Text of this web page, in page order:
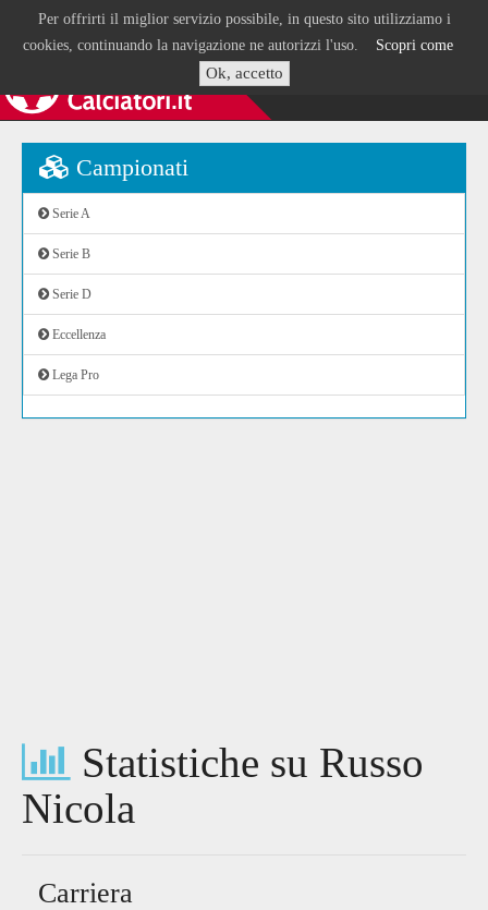
Per offrirti il miglior servizio possibile, in questo sito utilizziamo i
cookies, continuando la navigazione ne autorizzi l'uso. Scopri come
Ok, accetto
Campionati
Serie A
Serie B
Serie D
Eccellenza
Lega Pro
Statistiche su Russo
Nicola
Carriera